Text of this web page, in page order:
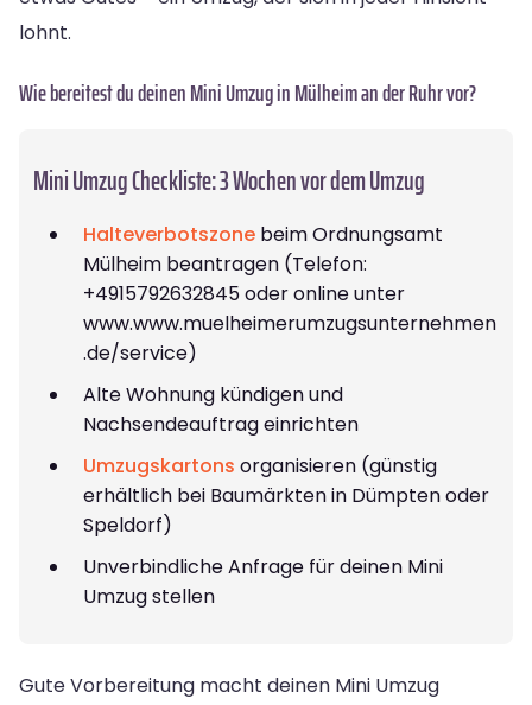
lohnt.
Wie bereitest du deinen Mini Umzug in Mülheim an der Ruhr vor?
Mini Umzug Checkliste: 3 Wochen vor dem Umzug
Halteverbotszone beim Ordnungsamt
Mülheim beantragen (Telefon:
+4915792632845 oder online unter
www.www.muelheimerumzugsunternehmen
.de/service)
Alte Wohnung kündigen und
Nachsendeauftrag einrichten
Umzugskartons organisieren (günstig
erhältlich bei Baumärkten in Dümpten oder
Speldorf)
Unverbindliche Anfrage für deinen Mini
Umzug stellen
Gute Vorbereitung macht deinen Mini Umzug